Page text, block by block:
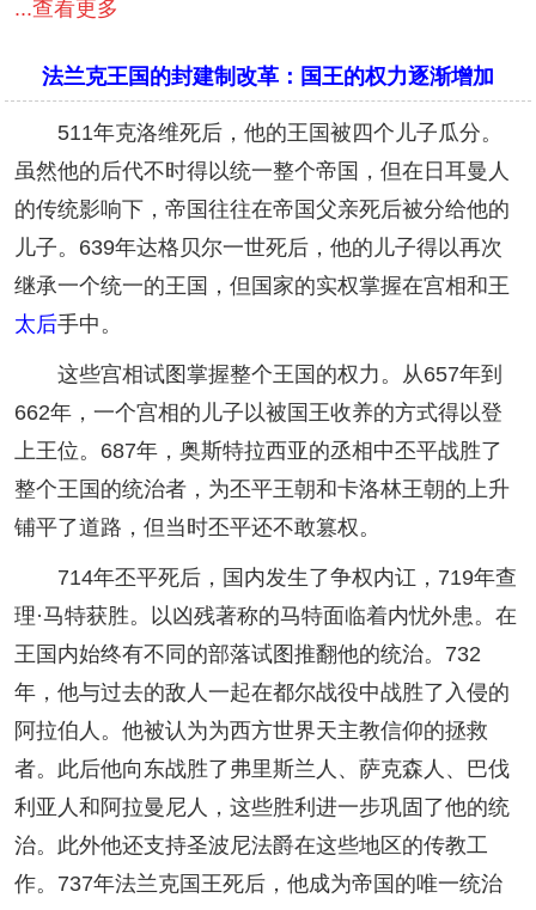
...查看更多
法兰克王国的封建制改革：国王的权力逐渐增加
511年克洛维死后，他的王国被四个儿子瓜分。
虽然他的后代不时得以统一整个帝国，但在日耳曼人
的传统影响下，帝国往往在帝国父亲死后被分给他的
儿子。639年达格贝尔一世死后，他的儿子得以再次
继承一个统一的王国，但国家的实权掌握在宫相和王
太后手中。
这些宫相试图掌握整个王国的权力。从657年到
662年，一个宫相的儿子以被国王收养的方式得以登
上王位。687年，奥斯特拉西亚的丞相中丕平战胜了
整个王国的统治者，为丕平王朝和卡洛林王朝的上升
铺平了道路，但当时丕平还不敢篡权。
714年丕平死后，国内发生了争权内讧，719年查
理·马特获胜。以凶残著称的马特面临着内忧外患。在
王国内始终有不同的部落试图推翻他的统治。732
年，他与过去的敌人一起在都尔战役中战胜了入侵的
阿拉伯人。他被认为为西方世界天主教信仰的拯救
者。此后他向东战胜了弗里斯兰人、萨克森人、巴伐
利亚人和阿拉曼尼人，这些胜利进一步巩固了他的统
治。此外他还支持圣波尼法爵在这些地区的传教工
作。737年法兰克国王死后，他成为帝国的唯一统治